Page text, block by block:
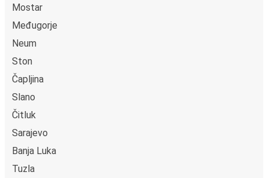
Mostar
Međugorje
Neum
Ston
Čapljina
Slano
Čitluk
Sarajevo
Banja Luka
Tuzla